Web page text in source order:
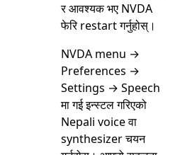
र आवश्यक भए NVDA
फेरि restart गर्नुहोस्।
NVDA menu →
Preferences →
Settings → Speech
मा गई इन्स्टल गरिएको
Nepali voice वा
synthesizer चयन